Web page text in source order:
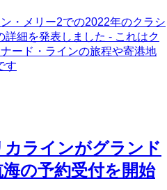
・メリー2での2022年のクラシ
詳細を発表しました - これはク
ード・ラインの旅程や寄港地
す
ラインがグランド
の予約受付を開始